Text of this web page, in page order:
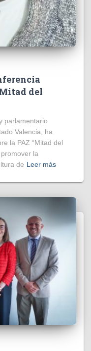
del
parlamentario
Valencia, ha
la PAZ “Mitad del
la
de Leer más